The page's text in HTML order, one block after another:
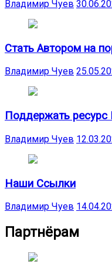
Владимир Чуев
Стать Автором на
Владимир Чуев
Поддержать ресурс
Владимир Чуев
Наши Ссылки
Владимир Чуев
Партнёрам